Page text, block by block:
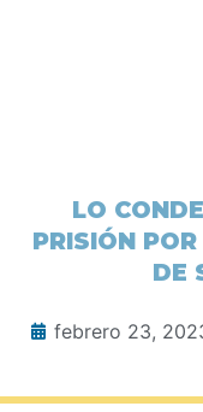
LO
PRISIÓN
DE
febrero 23,